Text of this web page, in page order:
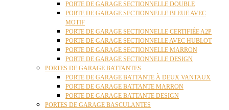
PORTE DE GARAGE SECTIONNELLE DOUBLE
PORTE DE GARAGE SECTIONNELLE BLEUE AVEC
MOTIF
PORTE DE GARAGE SECTIONNELLE CERTIFIÉE A2P
PORTE DE GARAGE SECTIONNELLE AVEC HUBLOT
PORTE DE GARAGE SECTIONNELLE MARRON
PORTE DE GARAGE SECTIONNELLE DESIGN
PORTES DE GARAGE BATTANTES
PORTE DE GARAGE BATTANTE À DEUX VANTAUX
PORTE DE GARAGE BATTANTE MARRON
PORTE DE GARAGE BATTANTE DESIGN
PORTES DE GARAGE BASCULANTES